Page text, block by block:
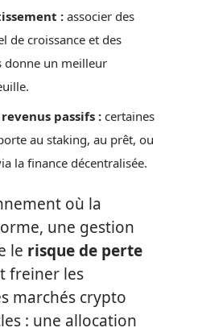
: associer des
de croissance et des
donne un meilleur
passifs :certaines
au staking, au prêt, ou
la finance décentralisée.
où la
une gestion
le risque de perte
freiner les
marchés crypto
: une allocation